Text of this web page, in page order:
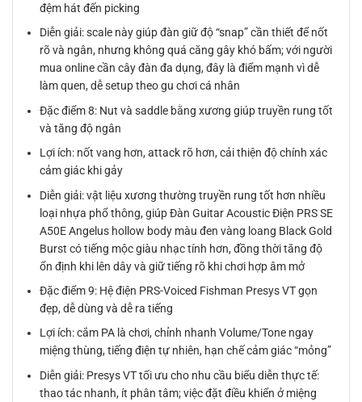
đệm hát đến picking
Diễn giải: scale này giúp đàn giữ độ “snap” cần thiết để nốt
rõ và ngân, nhưng không quá căng gây khó bấm; với người
mua online cần cây đàn đa dụng, đây là điểm mạnh vì dễ
làm quen, dễ setup theo gu chơi cá nhân
Đặc điểm 8: Nut và saddle bằng xương giúp truyền rung tốt
và tăng độ ngân
Lợi ích: nốt vang hơn, attack rõ hơn, cải thiện độ chính xác
cảm giác khi gảy
Diễn giải: vật liệu xương thường truyền rung tốt hơn nhiều
loại nhựa phổ thông, giúp Đàn Guitar Acoustic Điện PRS SE
A50E Angelus hollow body màu đen vàng loang Black Gold
Burst có tiếng mộc giàu nhạc tính hơn, đồng thời tăng độ
ổn định khi lên dây và giữ tiếng rõ khi chơi hợp âm mở
Đặc điểm 9: Hệ điện PRS-Voiced Fishman Presys VT gọn
đẹp, dễ dùng và dễ ra tiếng
Lợi ích: cắm PA là chơi, chỉnh nhanh Volume/Tone ngay
miệng thùng, tiếng điện tự nhiên, hạn chế cảm giác “mỏng”
Diễn giải: Presys VT tối ưu cho nhu cầu biểu diễn thực tế:
thao tác nhanh, ít phân tâm; việc đặt điều khiển ở miệng